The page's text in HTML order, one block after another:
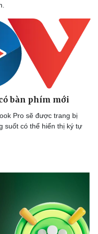
tô - Xe máy
máy
vấn
bàn phím mới
Pro sẽ được trang bị
suốt có thể hiển thị ký tự